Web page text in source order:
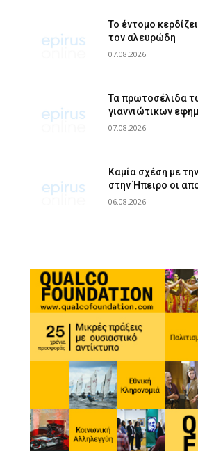
Το έντομο
τον αλευρώδη
07.08.2026
Τα πρωτοσέλιδα
γιαννιώτικων
07.08.2026
Καμία σχέση με
στην Ήπειρο οι
06.08.2026